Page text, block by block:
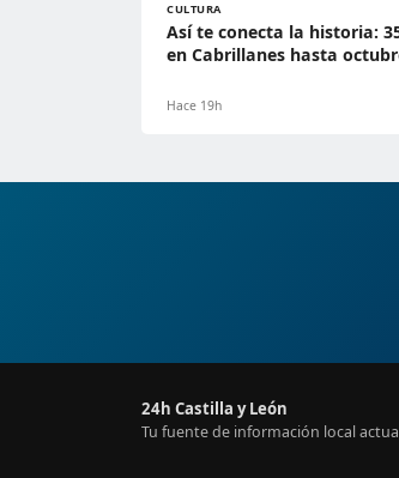
CULTURA
Así te conecta la historia:
en Cabrillanes hasta
Hace 19h
24h Castilla y León
Tu fuente de información local